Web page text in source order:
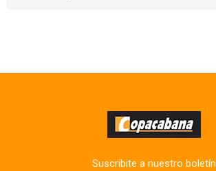
Suscribite a nuestro boletín